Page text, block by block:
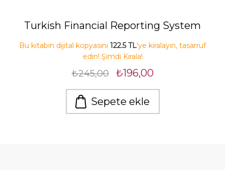
Turkish Financial Reporting System
Bu kitabın dijital kopyasını 122.5 TL'ye kiralayın, tasarruf
edin! Şimdi Kirala!
₺245,00 ₺196,00
Sepete ekle